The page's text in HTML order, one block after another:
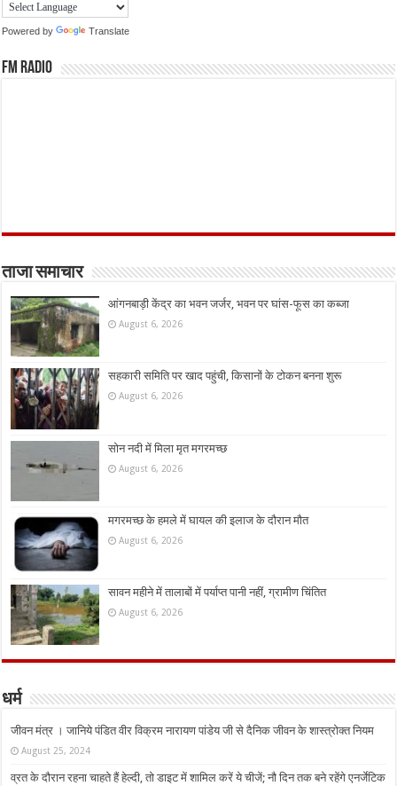
Powered by Translate
FM Radio
ताजा समाचार
आंगनबाड़ी केंद्र का भवन जर्जर, भवन पर घांस-फूस का कब्जा
August 6, 2026
सहकारी समिति पर खाद पहुंची, किसानों के टोकन बनना शुरू
August 6, 2026
सोन नदी में मिला मृत मगरमच्छ
August 6, 2026
मगरमच्छ के हमले में घायल की इलाज के दौरान मौत
August 6, 2026
सावन महीने में तालाबों में पर्याप्त पानी नहीं, ग्रामीण चिंतित
August 6, 2026
धर्म
जीवन मंत्र । जानिये पंडित वीर विक्रम नारायण पांडेय जी से दैनिक जीवन के शास्त्रोक्त नियम
August 25, 2024
व्रत के दौरान रहना चाहते हैं हेल्दी, तो डाइट में शामिल करें ये चीजें; नौ दिन तक बने रहेंगे एनर्जेटिक